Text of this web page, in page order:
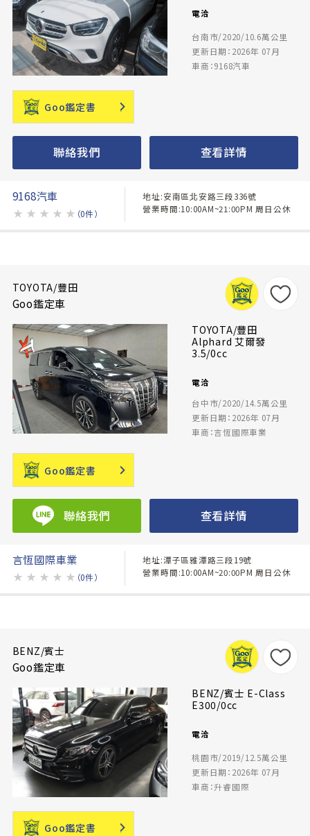
電洽
台南市/2020/10.6萬公里
更新日期：2026年 07月
車商：9168汽車
Goo鑑定書
聯絡我們 查看詳情
9168汽車
★ ★ ★ ★ ★ （0件）
地址:安南區北安路三段336號
營業時間:10:00AM~21:00PM 周日公休
TOYOTA/豐田
Goo鑑定車
TOYOTA/豐田
Alphard 艾爾發
3.5/0cc
電洽
台中市/2020/14.5萬公里
更新日期：2026年 07月
車商：言恆國際車業
Goo鑑定書
聯絡我們 查看詳情
言恆國際車業
★ ★ ★ ★ ★ （0件）
地址:潭子區雅潭路三段19號
營業時間:10:00AM~20:00PM 周日公休
BENZ/賓士
Goo鑑定車
BENZ/賓士 E-Class
E300/0cc
電洽
桃園市/2019/12.5萬公里
更新日期：2026年 07月
車商：升睿國際
Goo鑑定書